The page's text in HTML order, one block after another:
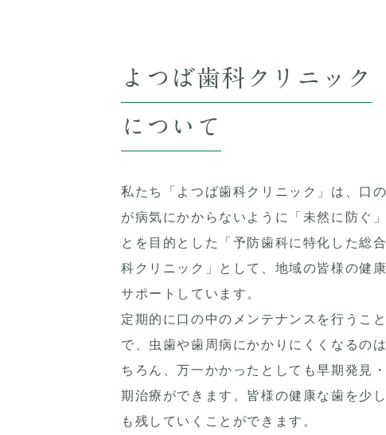
よつば歯科クリニック
について
私たち「よつば歯科クリニック」は、口
が病気にかからないように「未然に防ぐ」
とを目的とした「予防歯科に特化した総
科クリニック」として、地域の皆様の健
サポートしています。
定期的に口の中のメンテナンスを行うこと
で、虫歯や歯周病にかかりにくくなるの
ちろん、万一かかったとしても早期発見
期治療ができます。皆様の健康な歯を少
も残していくことができます。